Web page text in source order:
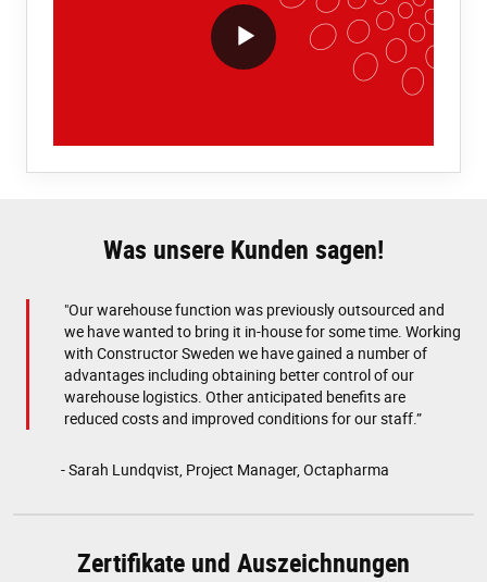
VideoWithLightboxBlock
Was unsere Kunden sagen!
"Our warehouse function was previously outsourced and
we have wanted to bring it in-house for some time. Working
with Constructor Sweden we have gained a number of
advantages including obtaining better control of our
warehouse logistics. Other anticipated benefits are
reduced costs and improved conditions for our staff.”
- Sarah Lundqvist, Project Manager, Octapharma
Zertifikate und Auszeichnungen